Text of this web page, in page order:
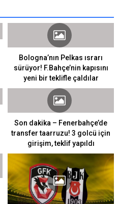
Bologna’nın Pelkas ısrarı
sürüyor! F.Bahçe’nin kapısını
yeni bir teklifle çaldılar
Son dakika – Fenerbahçe’de
transfer taarruzu! 3 golcü için
girişim, teklif yapıldı